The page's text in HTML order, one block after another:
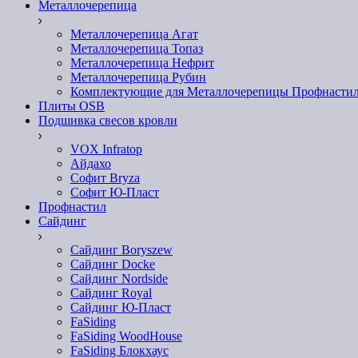
Металлочерепица
Металлочерепица Агат
Металлочерепица Топаз
Металлочерепица Нефрит
Металлочерепица Рубин
Комплектующие для Металлочерепицы
Плиты OSB
Подшивка свесов кровли
VOX Infratop
Айдахо
Софит Bryza
Софит Ю-Пласт
Профнастил
Сайдинг
Сайдинг Boryszew
Сайдинг Docke
Сайдинг Nordside
Сайдинг Royal
Сайдинг Ю-Пласт
FaSiding
FaSiding WoodHouse
FaSiding Блокхаус